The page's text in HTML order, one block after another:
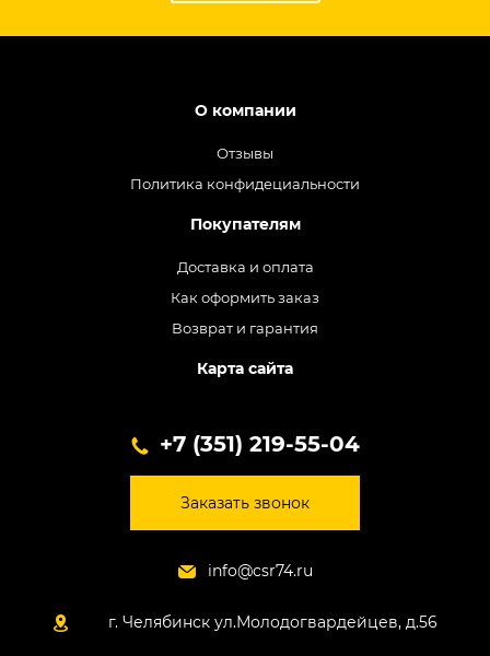
О компании
Отзывы
Политика конфидециальности
Покупателям
Доставка и оплата
Как оформить заказ
Возврат и гарантия
Карта сайта
+7 (351) 219-55-04
Заказать звонок
info@csr74.ru
г. Челябинск ул.Молодогвардейцев, д.56